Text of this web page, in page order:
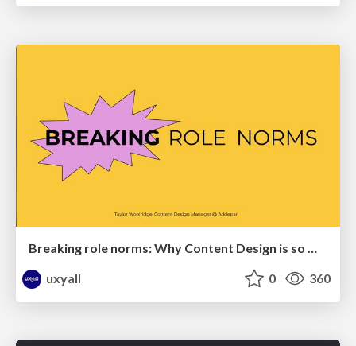
Breaking role norms: Why Content Design is so much more than writing copy - Taylor Woolridge
uxyall
0 360